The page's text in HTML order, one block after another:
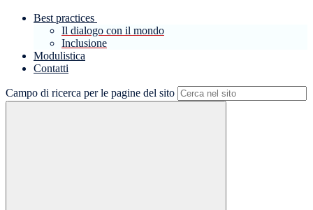
Best practices
Il dialogo con il mondo
Inclusione
Modulistica
Contatti
Campo di ricerca per le pagine del sito